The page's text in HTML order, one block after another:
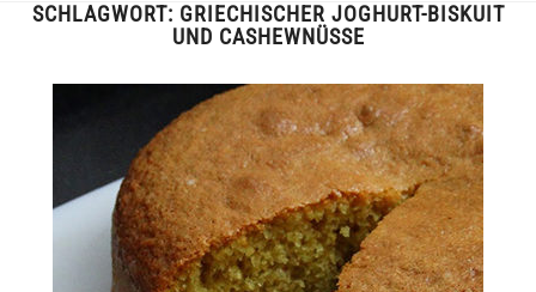
SCHLAGWORT: GRIECHISCHER JOGHURT-BISKUIT
UND CASHEWNÜSSE